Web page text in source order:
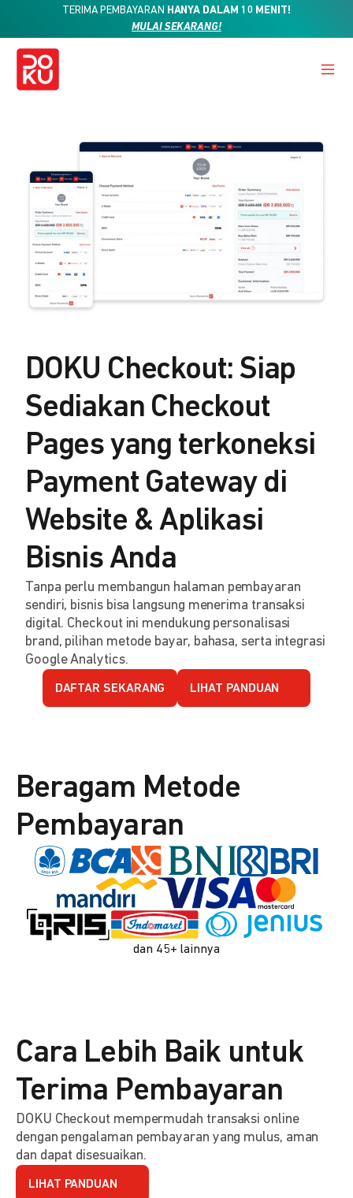
TERIMA PEMBAYARAN HANYA DALAM 10 MENIT!
MULAI SEKARANG!
DOKU Checkout: Siap
Sediakan Checkout
Pages yang terkoneksi
Payment Gateway di
Website & Aplikasi
Bisnis Anda
Tanpa perlu membangun halaman pembayaran
sendiri, bisnis bisa langsung menerima transaksi
digital. Checkout ini mendukung personalisasi
brand, pilihan metode bayar, bahasa, serta integrasi
Google Analytics.
DAFTAR SEKARANG LIHAT PANDUAN
Beragam Metode
Pembayaran
dan 45+ lainnya
Cara Lebih Baik untuk
Terima Pembayaran
DOKU Checkout mempermudah transaksi online
dengan pengalaman pembayaran yang mulus, aman
dan dapat disesuaikan.
LIHAT PANDUAN